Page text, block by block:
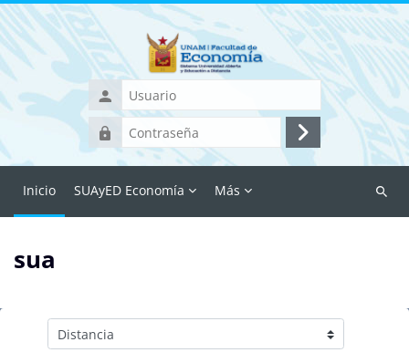
Saltar al contenido principal
Usuario
Contraseña
Iniciar
sesión
Inicio SUAyED Economía Más
Buscar
sua
Categorías